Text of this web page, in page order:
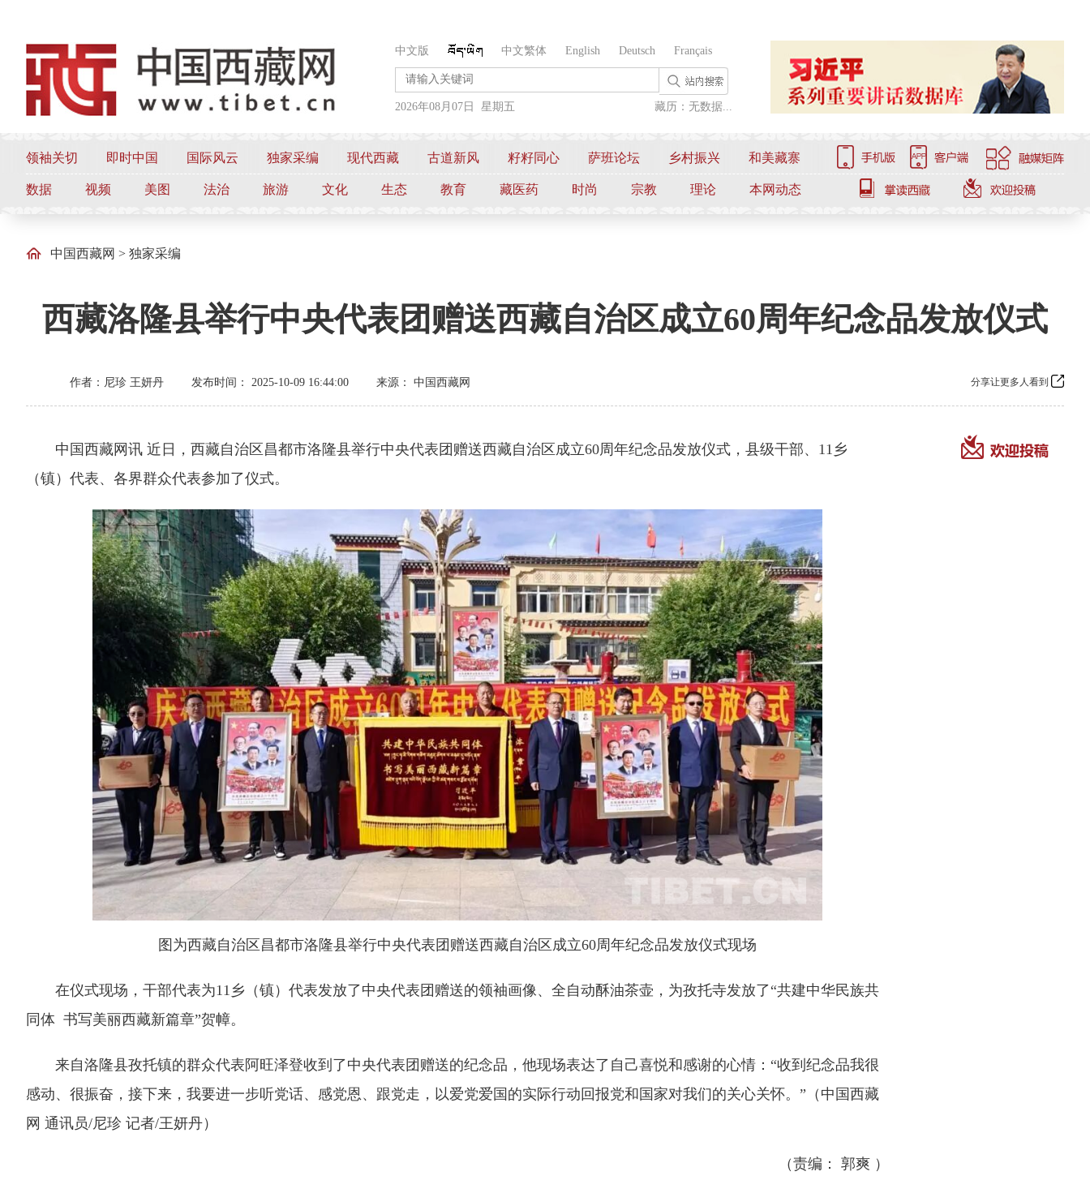
中文版 中文繁体 English Deutsch Français
2026年08月07日 星期五 藏历：无数据...
领袖关切 即时中国 国际风云 独家采编 现代西藏 古道新风 籽籽同心 萨班论坛 乡村振兴 和美藏寨
数据 视频 美图 法治 旅游 文化 生态 教育 藏医药 时尚 宗教 理论 本网动态
中国西藏网 > 独家采编
西藏洛隆县举行中央代表团赠送西藏自治区成立60周年纪念品发放仪式
作者：尼珍 王妍丹 发布时间： 2025-10-09 16:44:00 来源： 中国西藏网 分享让更多人看到
中国西藏网讯 近日，西藏自治区昌都市洛隆县举行中央代表团赠送西藏自治区成立60周年纪念品发放仪式，县级干部、11乡
（镇）代表、各界群众代表参加了仪式。
图为西藏自治区昌都市洛隆县举行中央代表团赠送西藏自治区成立60周年纪念品发放仪式现场
在仪式现场，干部代表为11乡（镇）代表发放了中央代表团赠送的领袖画像、全自动酥油茶壶，为孜托寺发放了“共建中华民族共
同体 书写美丽西藏新篇章”贺幛。
来自洛隆县孜托镇的群众代表阿旺泽登收到了中央代表团赠送的纪念品，他现场表达了自己喜悦和感谢的心情：“收到纪念品我很
感动、很振奋，接下来，我要进一步听党话、感党恩、跟党走，以爱党爱国的实际行动回报党和国家对我们的关心关怀。”（中国西藏
网 通讯员/尼珍 记者/王妍丹）
（责编： 郭爽 ）